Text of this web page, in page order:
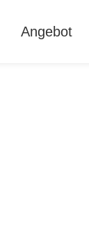
Angebot